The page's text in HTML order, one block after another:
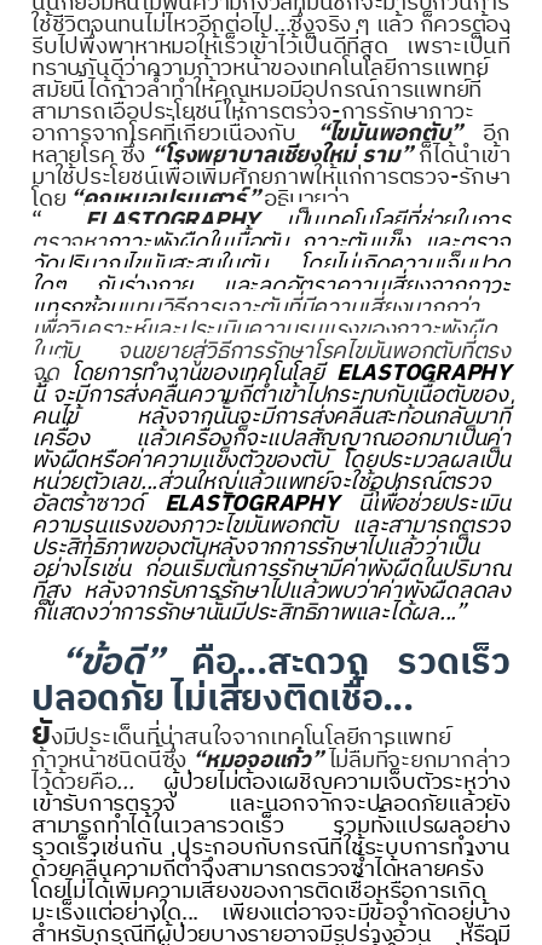
ใช้ชีวิตจนทนไม่ไหวอีกต่อไป...ซึ่งจริง ๆ แล้ว ก็ควรต้อง
รีบไปพึ่งพาหาหมอให้เร็วเข้าไว้เป็นดีที่สุด เพราะเป็นที่
ทราบกันดีว่าความก้าวหน้าของเทคโนโลยีการแพทย์
สมัยนี้ได้ก้าวล้ำทำให้คุณหมอมีอุปกรณ์การแพทย์ที่
สามารถเอื้อประโยชน์ให้การตรวจ-การรักษาภาวะ
อาการจากโรคที่เกี่ยวเนื่องกับ “ไขมันพอกตับ”อีก
หลายโรค ซึ่ง “โรงพยาบาลเชียงใหม่ ราม”ก็ได้นำเข้า
มาใช้ประโยชน์เพื่อเพิ่มศักยภาพให้แก่การตรวจ-รักษา
โดย “คุณหมอปรเมศวร์”อธิบายว่า
“... ELASTOGRAPHY เป็นเทคโนโลยีที่ช่วยในการ
ตรวจหาภาวะพังผืดในเนื้อตับ ภาวะตับแข็ง และตรวจ
วัดปริมาณไขมันสะสมในตับ โดยไม่เกิดความเจ็บปวด
ใดๆ กับร่างกาย และลดอัตราความเสี่ยงจากภาวะ
แทรกซ้อนแทนวิธีการเจาะตับที่มีความเสี่ยงมากกว่า
เพื่อวิเคราะห์และประเมินความรุนแรงของภาวะพังผืด
ในตับ จนขยายสู่วิธีการรักษาโรคไขมันพอกตับที่ตรง
จุด โดยการทำงานของเทคโนโลยี ELASTOGRAPHY
นี้ จะมีการส่งคลื่นความถี่ต่ำเข้าไปกระทบกับเนื้อตับของ
คนไข้ หลังจากนั้นจะมีการส่งคลื่นสะท้อนกลับมาที่
เครื่อง แล้วเครื่องก็จะแปลสัญญาณออกมาเป็นค่า
พังผืดหรือค่าความแข็งตัวของตับ โดยประมวลผลเป็น
หน่วยตัวเลข...ส่วนใหญ่แล้วแพทย์จะใช้อุปกรณ์ตรวจ
อัลตร้าซาวด์ ELASTOGRAPHY นี้เพื่อช่วยประเมิน
ความรุนแรงของภาวะไขมันพอกตับ และสามารถตรวจ
ประสิทธิภาพของตับหลังจากการรักษาไปแล้วว่าเป็น
อย่างไรเช่น ก่อนเริ่มต้นการรักษามีค่าพังผืดในปริมาณ
ที่สูง หลังจากรับการรักษาไปแล้วพบว่าค่าพังผืดลดลง
ก็แสดงว่าการรักษานั้นมีประสิทธิภาพและได้ผล...”
“ข้อดี”คือ...สะดวก รวดเร็ว
ปลอดภัย ไม่เสี่ยงติดเชื้อ...
ยังมีประเด็นที่น่าสนใจจากเทคโนโลยีการแพทย์
ก้าวหน้าชนิดนี้ซึ่ง“หมอจอแก้ว”ไม่ลืมที่จะยกมากล่าว
ไว้ด้วยคือ... ผู้ป่วยไม่ต้องเผชิญความเจ็บตัวระหว่าง
เข้ารับการตรวจ และนอกจากจะปลอดภัยแล้วยัง
สามารถทำได้ในเวลารวดเร็ว รวมทั้งแปรผลอย่าง
รวดเร็วเช่นกัน ประกอบกับกรณีที่ใช้ระบบการทำงาน
ด้วยคลื่นความถี่ต่ำจึงสามารถตรวจซ้ำได้หลายครั้ง
โดยไม่ได้เพิ่มความเสี่ยงของการติดเชื้อหรือการเกิด
มะเร็งแต่อย่างใด... เพียงแต่อาจจะมีข้อจำกัดอยู่บ้าง
สำหรับกรณีที่ผู้ป่วยบางรายอาจมีรูปร่างอ้วน หรือมี